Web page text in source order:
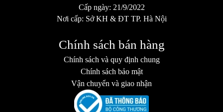
Cấp ngày: 21/9/2022
Nơi cấp: Sở KH & ĐT TP. Hà Nội
Chính sách bán hàng
Chính sách và quy định chung
Chính sách bảo mật
Vận chuyển và giao nhận